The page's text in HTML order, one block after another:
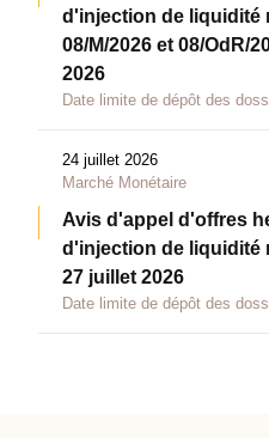
d'injection de liquidité
08/M/2026 et 08/OdR/
2026
Date limite de dépôt des
24 juillet 2026
Marché Monétaire
Avis d'appel d'offres
d'injection de liquidité
27 juillet 2026
Date limite de dépôt des